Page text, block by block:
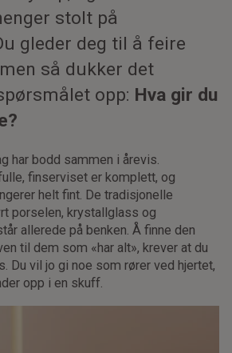
stolt på
gleder deg til å feire
så dukker det
opp: Hva gir du
har bodd sammen i årevis.
finserviset er komplett, og
helt fint. De tradisjonelle
porselen, krystallglass og
allerede på benken. Å finne den
til dem som «har alt», krever at du
Du vil jo gi noe som rører ved hjertet,
opp i en skuff.